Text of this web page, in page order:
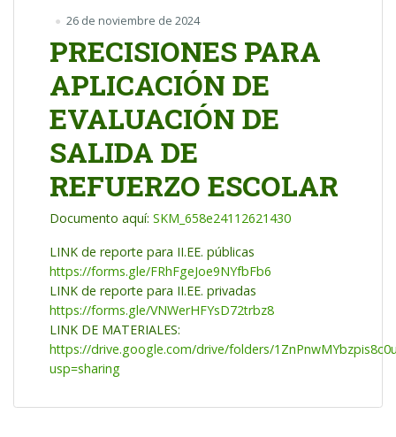
26 de noviembre de 2024
PRECISIONES PARA
APLICACIÓN DE
EVALUACIÓN DE
SALIDA DE
REFUERZO ESCOLAR
Documento aquí: SKM_658e24112621430
LINK de reporte para II.EE. públicas
https://forms.gle/FRhFgeJoe9NYfbFb6
LINK de reporte para II.EE. privadas
https://forms.gle/VNWerHFYsD72trbz8
LINK DE MATERIALES:
https://drive.google.com/drive/folders/
usp=sharing